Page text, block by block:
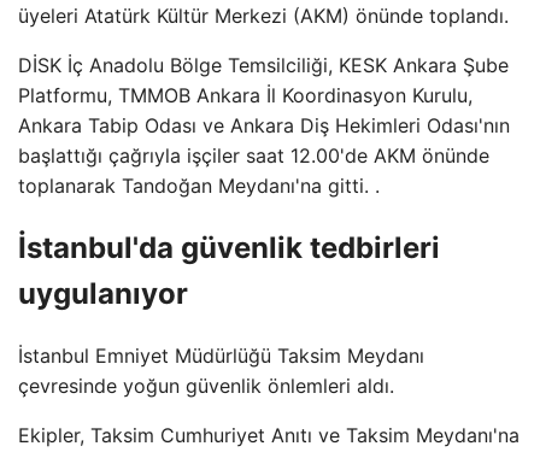
üyeleri Atatürk Kültür Merkezi (AKM) önünde toplandı.
DİSK İç Anadolu Bölge Temsilciliği, KESK Ankara Şube
Platformu, TMMOB Ankara İl Koordinasyon Kurulu,
Ankara Tabip Odası ve Ankara Diş Hekimleri Odası'nın
başlattığı çağrıyla işçiler saat 12.00'de AKM önünde
toplanarak Tandoğan Meydanı'na gitti. .
İstanbul'da güvenlik tedbirleri
uygulanıyor
İstanbul Emniyet Müdürlüğü Taksim Meydanı
çevresinde yoğun güvenlik önlemleri aldı.
Ekipler, Taksim Cumhuriyet Anıtı ve Taksim Meydanı'na